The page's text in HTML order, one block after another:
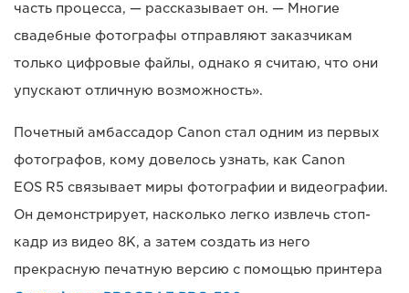
часть процесса, — рассказывает он. — Многие
свадебные фотографы отправляют заказчикам
только цифровые файлы, однако я считаю, что они
упускают отличную возможность».
Почетный амбассадор Canon стал одним из первых
фотографов, кому довелось узнать, как Canon
EOS R5 связывает миры фотографии и видеографии.
Он демонстрирует, насколько легко извлечь стоп-
кадр из видео 8K, а затем создать из него
прекрасную печатную версию с помощью принтера